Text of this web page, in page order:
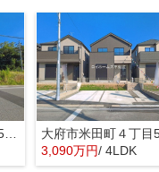
大府市米田町４丁目55『仲介料無料』新築戸建て
3,090万円/ 4LDK